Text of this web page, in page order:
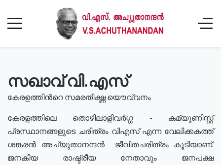
സഖാവ് വി.എസ്
കേരളത്തിൻറെ സമരതീക്ഷ്ണ യൌവ്വനം
കേരളത്തിലെ തൊഴിലാളിവർഗ്ഗ - കമ്യൂണിസ്റ്റ്
പ്രസ്ഥാനങ്ങളുടെ ചരിത്രം വിഎസ് എന്ന വേലിക്കകത്ത്
ശങ്കരൻ അച്യുതാനന്ദൻ ജീവിതചരിത്രം കൂടിയാണ്.
ജനകീയ രാഷ്ട്രീയ നേതാവും ജനപക്ഷ